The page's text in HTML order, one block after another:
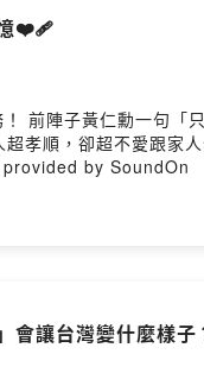
❤️‍🩹
要
孝順，卻超不愛跟家
provided by SoundOn
會讓台灣變什麼樣子